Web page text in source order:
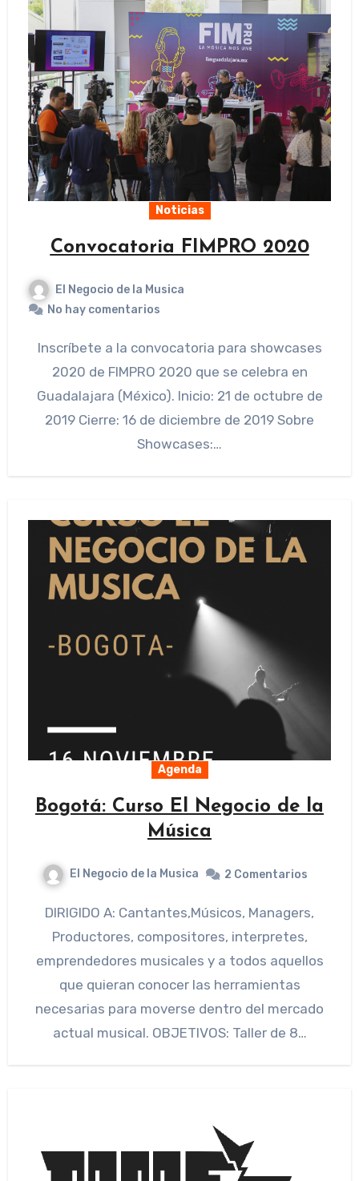
Noticias
Convocatoria FIMPRO 2020
El Negocio de la Musica
No hay comentarios
Inscríbete a la convocatoria para showcases
2020 de FIMPRO 2020 que se celebra en
Guadalajara (México). Inicio: 21 de octubre de
2019 Cierre: 16 de diciembre de 2019 Sobre
Showcases:…
Agenda
Bogotá: Curso El Negocio de la
Música
El Negocio de la Musica 2 Comentarios
DIRIGIDO A: Cantantes,Músicos, Managers,
Productores, compositores, interpretes,
emprendedores musicales y a todos aquellos
que quieran conocer las herramientas
necesarias para moverse dentro del mercado
actual musical. OBJETIVOS: Taller de 8…